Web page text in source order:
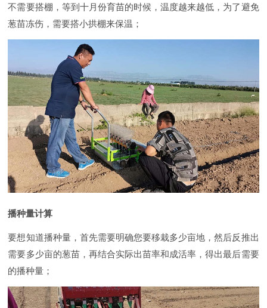
不需要搭棚，等到十月份育苗的时候，温度越来越低，为了避免
葱苗冻伤，需要搭小拱棚来保温；
播种量计算
要想知道播种量，首先需要明确您要移栽多少亩地，然后反推出
需要多少亩的葱苗，再结合实际出苗率和成活率，得出最后需要
的播种量；